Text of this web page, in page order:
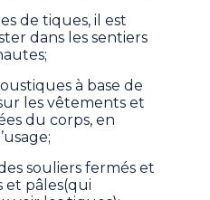
de tiques, il est
dans les sentiers
à base de
les vêtements et
du corps, en
souliers fermés et
et pâles(qui